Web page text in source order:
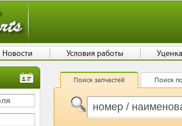
Поиск запчастей Поиск
Новости Условия работы